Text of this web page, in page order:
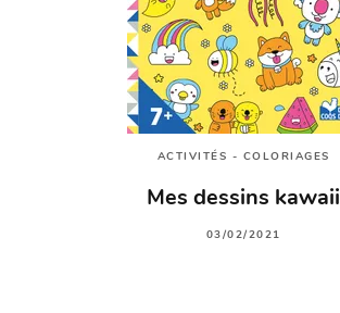
ACTIVITÉS - COLORIAGES
Mes dessins kawaii
03/02/2021